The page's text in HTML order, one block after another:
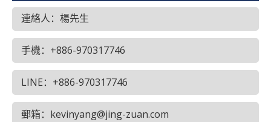
連絡人：楊先生
手機：+886-970317746
LINE：+886-970317746
郵箱：kevinyang@jing-zuan.com